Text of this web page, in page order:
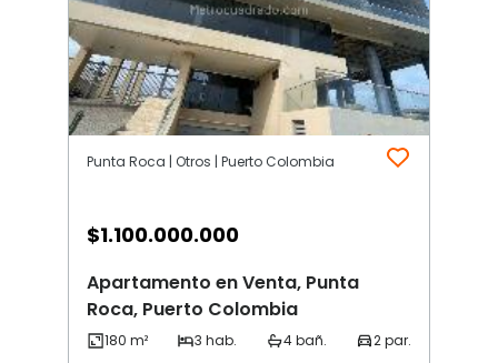
Punta Roca | Otros | Puerto Colombia
$1.100.000.000
Apartamento en Venta, Punta
Roca, Puerto Colombia